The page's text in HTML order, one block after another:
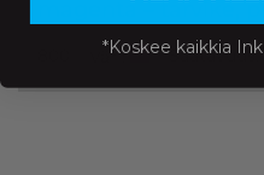
Väri: Saatavuus:
*Koskee kaikkia